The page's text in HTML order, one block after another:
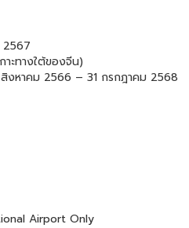
2567
ะทางใต้ของจีน)
งหาคม 2566 – 31 กรกฎาคม 2568
Airport Only